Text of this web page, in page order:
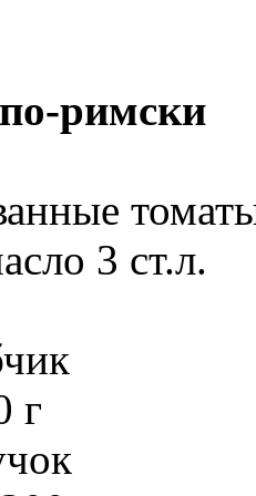
римски
3 ст.л.
г